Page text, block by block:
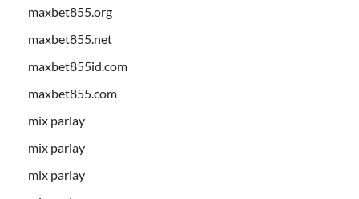
maxbet855.org
maxbet855.net
maxbet855id.com
maxbet855.com
mix parlay
mix parlay
mix parlay